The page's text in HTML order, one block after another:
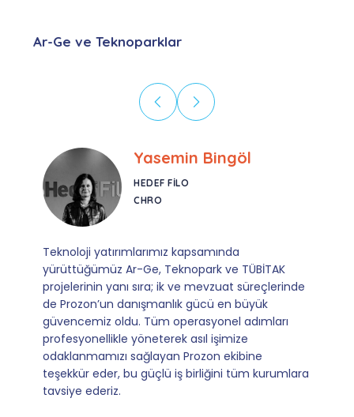
Ar-Ge ve Teknoparklar
Ebru Kural
CORESYS
SATIŞ YÖNETICISI
Mevzuata uyum, başvuru ve izleme adımlarında
sağladıkları kusursuz yönlendirme sayesinde artık
operasyonlarımızı sıfır kaygı ve tam güvenle
yürütüyoruz. İş birliğimizi bizim için asıl değerli
kılan ise; ihtiyaç duyduğumuz her an ulaşılabilir
olmaları ve sorularımıza aldığımız hızlı geri
dönüşler.